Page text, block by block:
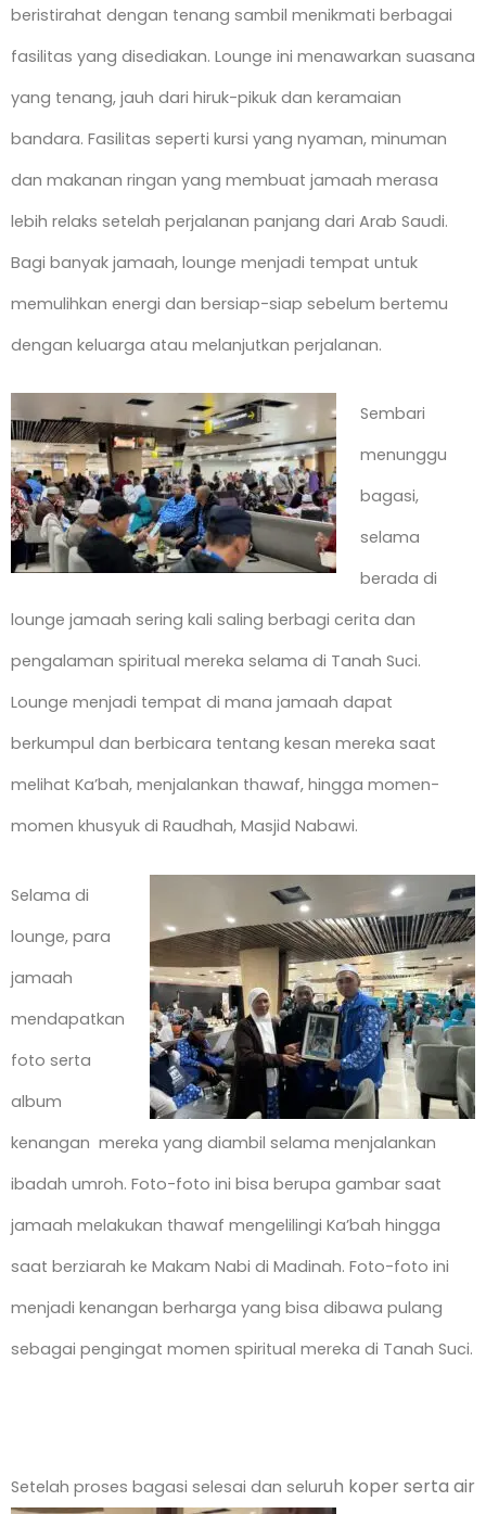
beristirahat dengan tenang sambil menikmati berbagai
fasilitas yang disediakan. Lounge ini menawarkan suasana
yang tenang, jauh dari hiruk-pikuk dan keramaian
bandara. Fasilitas seperti kursi yang nyaman, minuman
dan makanan ringan yang membuat jamaah merasa
lebih relaks setelah perjalanan panjang dari Arab Saudi.
Bagi banyak jamaah, lounge menjadi tempat untuk
memulihkan energi dan bersiap-siap sebelum bertemu
dengan keluarga atau melanjutkan perjalanan.
Sembari
menunggu
bagasi,
selama
berada di
lounge jamaah sering kali saling berbagi cerita dan
pengalaman spiritual mereka selama di Tanah Suci.
Lounge menjadi tempat di mana jamaah dapat
berkumpul dan berbicara tentang kesan mereka saat
melihat Ka’bah, menjalankan thawaf, hingga momen-
momen khusyuk di Raudhah, Masjid Nabawi.
Selama di
lounge, para
jamaah
mendapatkan
foto serta
album
kenangan mereka yang diambil selama menjalankan
ibadah umroh. Foto-foto ini bisa berupa gambar saat
jamaah melakukan thawaf mengelilingi Ka’bah hingga
saat berziarah ke Makam Nabi di Madinah. Foto-foto ini
menjadi kenangan berharga yang bisa dibawa pulang
sebagai pengingat momen spiritual mereka di Tanah Suci.
Setelah proses bagasi selesai dan seluruh koper serta air